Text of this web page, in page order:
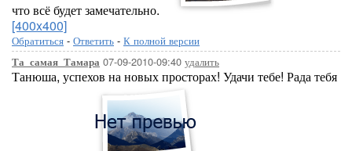
что всё будет замечательно.
[400x400]
Обратиться - Ответить - К полной версии
Та_самая_Тамара 07-09-2010-09:40 удалить
Танюша, успехов на новых просторах! Удачи тебе! Рада тебя